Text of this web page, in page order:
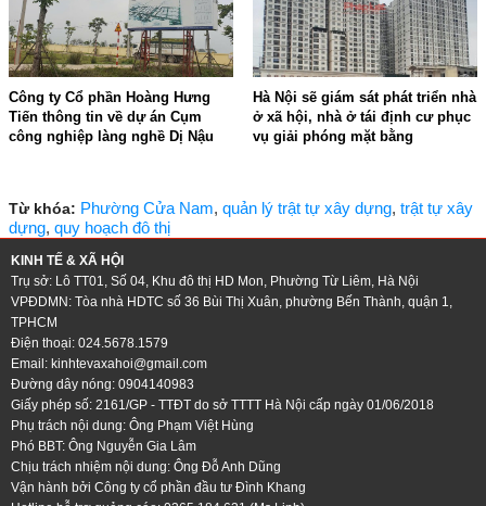
Công ty Cổ phần Hoàng Hưng
Tiến thông tin về dự án Cụm
công nghiệp làng nghề Dị Nậu
Hà Nội sẽ giám sát phát triển nhà
ở xã hội, nhà ở tái định cư phục
vụ giải phóng mặt bằng
Từ khóa: Phường Cửa Nam, quản lý trật tự xây dựng, trật tự xây
dựng, quy hoạch đô thị
KINH TẾ & XÃ HỘI
Trụ sở: Lô TT01, Số 04, Khu đô thị HD Mon, Phường Từ Liêm, Hà Nội
VPĐDMN: Tòa nhà HDTC số 36 Bùi Thị Xuân, phường Bến Thành, quận 1,
TPHCM
Điện thoại: 024.5678.1579
Email: kinhtevaxahoi@gmail.com
Đường dây nóng: 0904140983
Giấy phép số: 2161/GP - TTĐT do sở TTTT Hà Nội cấp ngày 01/06/2018
Phụ trách nội dung: Ông Phạm Việt Hùng
Phó BBT: Ông Nguyễn Gia Lâm
Chịu trách nhiệm nội dung: Ông Đỗ Anh Dũng
Vận hành bởi Công ty cổ phần đầu tư Đình Khang